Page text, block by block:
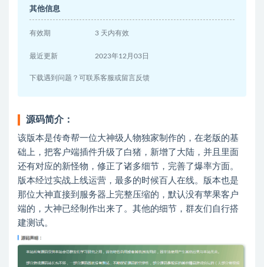
其他信息
有效期 3 天内有效
最近更新 2023年12月03日
下载遇到问题？可联系客服或留言反馈
源码简介：
该版本是传奇帮一位大神级人物独家制作的，在老版的基
础上，把客户端插件升级了白猪，新增了大陆，并且里面
还有对应的新怪物，修正了诸多细节，完善了爆率方面。
版本经过实战上线运营，最多的时候百人在线。版本也是
那位大神直接到服务器上完整压缩的，默认没有苹果客户
端的，大神已经制作出来了。其他的细节，群友们自行搭
建测试。